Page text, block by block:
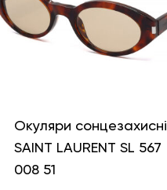
Окуляри сонцезахисні
SAINT LAURENT SL 567
008 51